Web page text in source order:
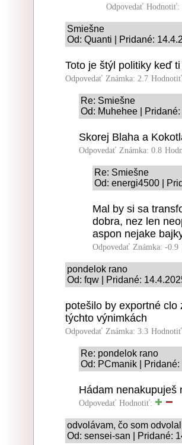
Odpovedať Hodnotiť:
Smiešne
Od: Quanti | Pridané:
Toto je štýl politiky keď
Odpovedať Známka: 2.7
Re: Smiešne
Od: Muhehee |
Skorej Blaha a
Odpovedať Známka: 0.8
Re: Smiešne
Od: energi4500 |
Mal by si sa
dobra, nez len
aspon nejake
Odpovedať Známka: -0.9
pondelok rano
Od: fqw | Pridané:
potešilo by exportné
týchto výnimkách
Odpovedať Známka: 3.3
Re: pondelok rano
Od: PCmanik |
Hádam nenakupuješ
Odpovedať Hodnotiť:
odvolávam, čo som odvolal
Od: sensei-san | Pridané: